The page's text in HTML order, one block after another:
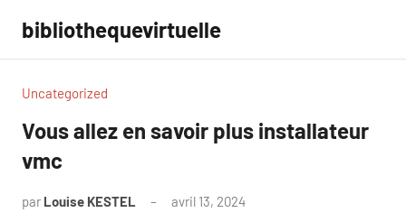
contenu
bibliothequevirtuelle
Uncategorized
Vous allez en savoir plus installateur
vmc
par Louise KESTEL avril 13, 2024